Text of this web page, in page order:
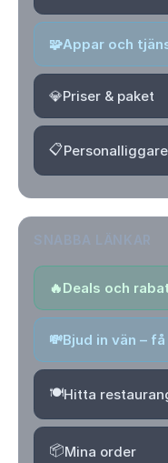
🧩Appar och
💎Priser & paket
📋Personalliggare
🔥Deals och
💸Bjud in vän –
🍽️Hitta
📦Mina order